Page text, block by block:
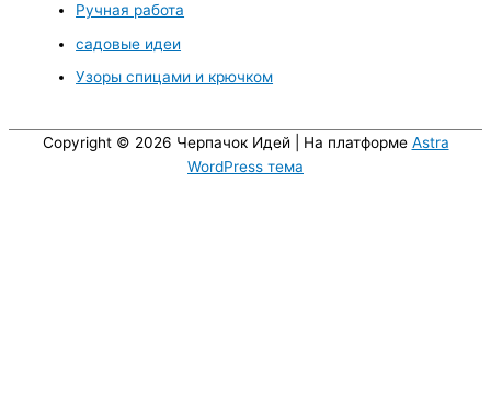
Ручная работа
садовые идеи
Узоры спицами и крючком
Copyright © 2026 Черпачoк Идей | На платформе Astra
WordPress тема